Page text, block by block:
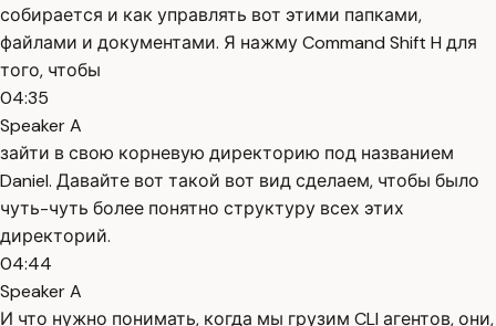
собирается и как управлять вот этими папками,
файлами и документами. Я нажму Command Shift H для
того, чтобы
04:35
Speaker A
зайти в свою корневую директорию под названием
Daniel. Давайте вот такой вот вид сделаем, чтобы было
чуть-чуть более понятно структуру всех этих
директорий.
04:44
Speaker A
И что нужно понимать, когда мы грузим CLI агентов, они,